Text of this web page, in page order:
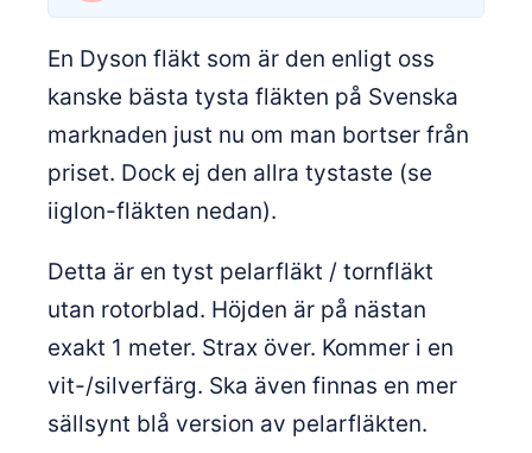
En Dyson fläkt som är den enligt oss
kanske bästa tysta fläkten på Svenska
marknaden just nu om man bortser från
priset. Dock ej den allra tystaste (se
iiglon-fläkten nedan).
Detta är en tyst pelarfläkt / tornfläkt
utan rotorblad. Höjden är på nästan
exakt 1 meter. Strax över. Kommer i en
vit-/silverfärg. Ska även finnas en mer
sällsynt blå version av pelarfläkten.